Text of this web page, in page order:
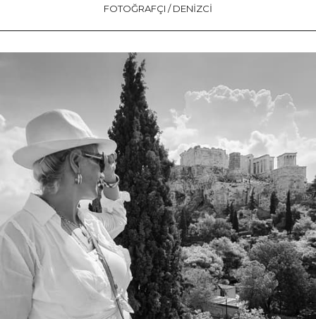
FOTOĞRAFÇI / DENIZCI